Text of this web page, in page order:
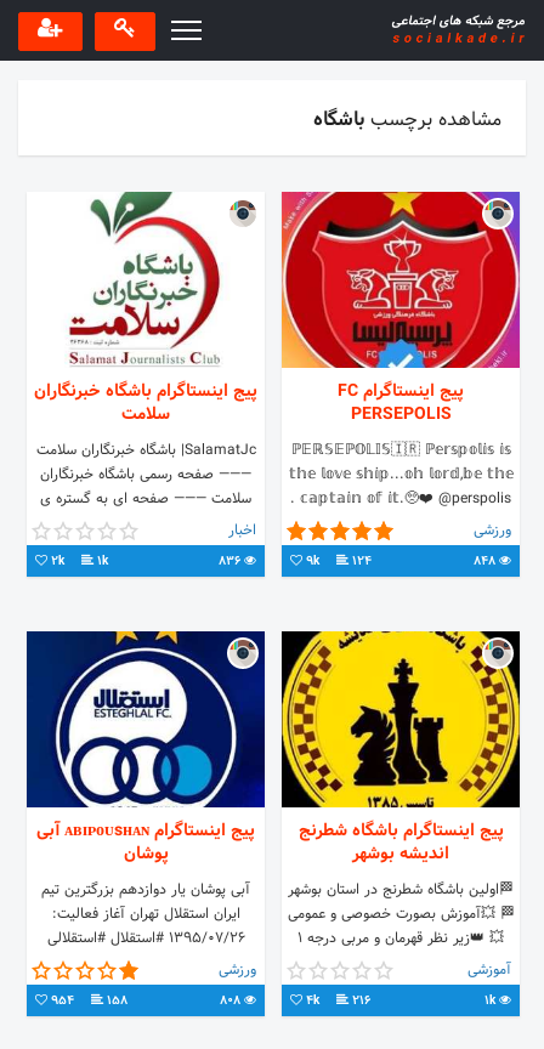
مشاهده برچسبباشگاه
پیج اینستاگرام FC
PERSEPOLIS
ℙ𝔼ℝ𝕊𝔼ℙ𝕆𝕃𝕀𝕊🇮🇷 ℙ𝕖𝕣𝕤𝕡𝕠𝕝𝕚𝕤 𝕚𝕤
𝕥𝕙𝕖 𝕝𝕠𝕧𝕖 𝕤𝕙𝕚𝕡...𝕠𝕙 𝕝𝕠𝕣𝕕,𝕓𝕖 𝕥𝕙𝕖
𝕔𝕒𝕡𝕥𝕒𝕚𝕟 𝕠𝕗 𝕚𝕥.🥺❤️ @perspolis .
ورزشی
124
9k
پیج اینستاگرام باشگاه خبرنگاران
سلامت
SalamatJc| باشگاه خبرنگاران سلامت
——— صفحه رسمی باشگاه خبرنگاران
سلامت ——— صفحه ای به گستره ی
ایران؛گزیده بخوانید... ——— در تلگرام:
Salamatjcnews
اخبار
1k
2k
پیج اینستاگرام باشگاه شطرنج
اندیشه بوشهر
🏁اولین باشگاه شطرنج در استان بوشهر‌
🏁 💥آموزش بصورت خصوصی و عمومی
💥 👑زیر نظر قهرمان و مربی درجه ۱
استان👑 📍سنگی-خیابان فاطمیه-یاس۷
📍⁦ #آموزش#شطرنج#بوشهر
آموزشی
1k
216
4k
پیج اینستاگرام ᴀʙɪᴘᴏᴜsʜᴀɴ آبی
پوشان
آبی پوشان یار دوازدهم بزرگترین تیم
ایران استقلال تهران آغاز فعالیت:
1395/07/26 #استقلال #استقلالی
#دختر_آبی #esteghlal
ورزشی
158
954